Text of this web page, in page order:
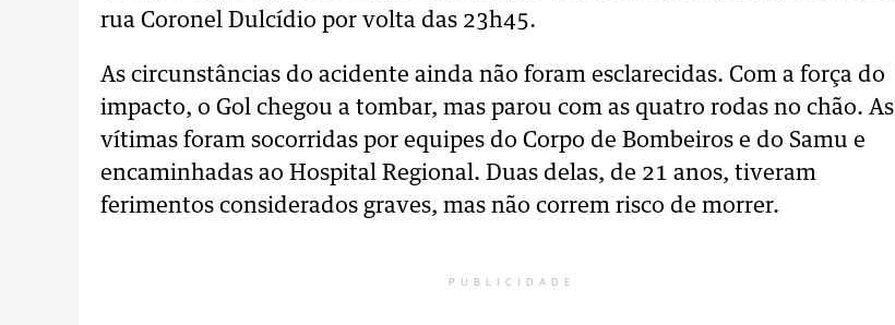
rua Coronel Dulcídio por volta das 23h45.
As circunstâncias do acidente ainda não foram esclarecidas. Com a força do
impacto, o Gol chegou a tombar, mas parou com as quatro rodas no chão. As
vítimas foram socorridas por equipes do Corpo de Bombeiros e do Samu e
encaminhadas ao Hospital Regional. Duas delas, de 21 anos, tiveram
ferimentos considerados graves, mas não correm risco de morrer.
PUBLICIDADE